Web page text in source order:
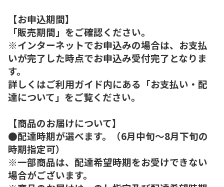
【お申込期間】
「販売期間」をご確認ください。
※インターネットでお申込みの場合は、お支払
いが完了した時点でお申込み受付完了となりま
す。
詳しくはご利用ガイド内にある「お支払い・配
達について」をご覧ください。
【商品のお届けについて】
●配達時期が選べます。（6月中旬～8月下旬の
時期指定可）
※一部商品は、配達希望時期をお受けできない
場合がございます。